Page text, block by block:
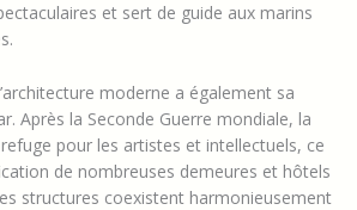
et sert de guide aux marins
moderne a également sa
Après la Seconde Guerre mondiale, la
pour les artistes et intellectuels, ce
de nombreuses demeures et hôtels
structures coexistent harmonieusement